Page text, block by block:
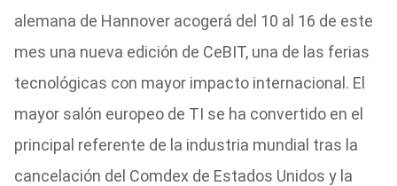
alemana de Hannover acogerá del 10 al 16 de este
mes una nueva edición de CeBIT, una de las ferias
tecnológicas con mayor impacto internacional. El
mayor salón europeo de TI se ha convertido en el
principal referente de la industria mundial tras la
cancelación del Comdex de Estados Unidos y la